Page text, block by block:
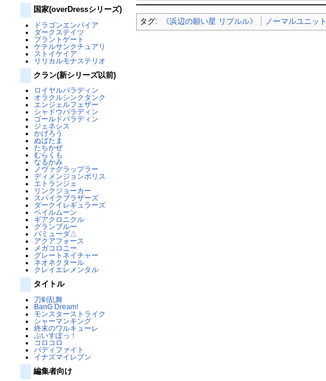
国家(overDressシリーズ)
ドラゴンエンパイア
ダークステイツ
ブラントゲート
ケテルサンクチュアリ
ストイケイア
リリカルモナステリオ
クラン(新シリーズ以前)
ロイヤルパラディン
オラクルシンクタンク
エンジェルフェザー
シャドウパラディン
ゴールドパラディン
ジェネシス
かげろう
ぬばたま
たちかぜ
むらくも
なるかみ
ノヴァグラップラー
ディメンジョンポリス
エトランジェ
リンクジョーカー
スパイクブラザーズ
ダークイレギュラーズ
ペイルムーン
ギアクロニクル
グランブルー
バミューダ△
アクアフォース
メガコロニー
グレートネイチャー
ネオネクタール
クレイエレメンタル
タイトル
刀剣乱舞
BanG Dream!
モンスターストライク
シャーマンキング
終末のワルキューレ
ぶいすぽっ！
コロコロ
バディファイト
イナズマイレブン
編集者向け
タグ: 《浜辺の願い星 リプルル》 ノーマルユニット